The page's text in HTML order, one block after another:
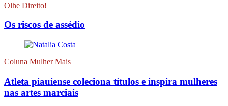
Olhe Direito!
Os riscos de assédio
Coluna Mulher Mais
Atleta piauiense coleciona títulos e inspira mulheres
nas artes marciais